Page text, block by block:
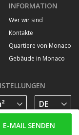
E-MAIL SENDEN
INFORMATION
Wer wir sind
Kontakte
Quartiere von Monaco
Gebäude in Monaco
UNS AUF